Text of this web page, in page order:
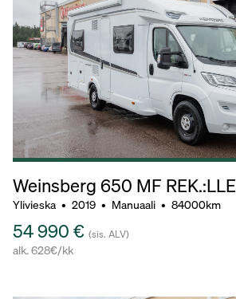
Weinsberg 650 MF REK.:LLE
Ylivieska • 2019 • Manuaali • 84000km
54 990 € (sis. ALV)
alk. 628€/kk